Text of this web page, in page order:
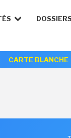
DOSSIERS
CARTE BLANCHE